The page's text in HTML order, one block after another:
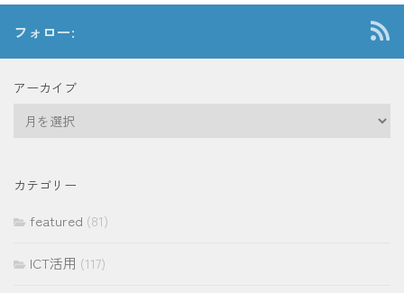
フォロー:
アーカイブ
イ
カテゴリー
featured (81)
ICT活用 (117)